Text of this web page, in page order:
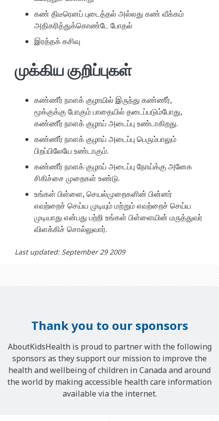
கண் திடீரெனப் புடைத்தல் அல்லது கண் வீக்கம்
அதிகரித்துக்கொண்டே போதல்
இரத்தக் கசிவு
முக்கிய குறிப்புகள்
கண்ணீர் நாளக் குழாயில் இருந்து கண்ணீர்,
மூக்குக்கு போகும் பாதையில் தடைப்படும்போது,
கண்ணீர் நாளக் குழாய் அடைப்பு உண்டாகிறது.
கண்ணீர் நாளக் குழாய் அடைப்பு பெரும்பாலும்
பிறப்பிலேயே உண்டாகும்.
கண்ணீர் நாளக் குழாய் அடைப்பு நோய்க்கு அனேக
சிகிச்சை முறைகள் உண்டு.
உங்கள் பிள்ளை, செயல்முறைகளின் பின்னர்
எவற்றைச் செய்ய முடியும் மற்றும் எவற்றைச் செய்ய
முடியாது என்பது பற்றி உங்கள் பிள்ளையின் மருத்துவர்
விளக்கிச் சொல்லுவார்.
Last updated: September 29 2009
Thank you to our sponsors
AboutKidsHealth is proud to partner with the following
sponsors as they support our mission to improve the
health and wellbeing of children in Canada and around
the world by making accessible health care information
available via the internet.